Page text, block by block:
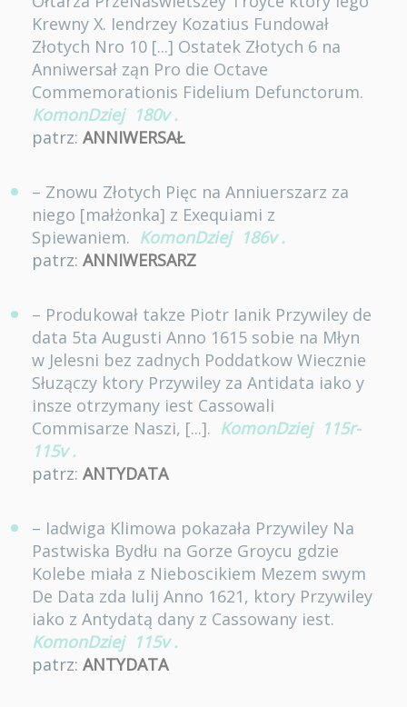
Krewny X. Iendrzey Kozatius Fundował
Złotych Nro 10 [...] Ostatek Złotych 6 na
Anniwersał ząn Pro die Octave
Commemorationis Fidelium Defunctorum.
KomonDziej 180v .
patrz: ANNIWERSAŁ
– Znowu Złotych Pięc na Anniuerszarz za
niego [małżonka] z Exequiami z
Spiewaniem. KomonDziej 186v .
patrz: ANNIWERSARZ
– Produkował takze Piotr Ianik Przywiley de
data 5ta Augusti Anno 1615 sobie na Młyn
w Jelesni bez zadnych Poddatkow Wiecznie
Słuzączy ktory Przywiley za Antidata iako y
insze otrzymany iest Cassowali
Commisarze Naszi, [...]. KomonDziej 115r-
115v .
patrz: ANTYDATA
– Iadwiga Klimowa pokazała Przywiley Na
Pastwiska Bydłu na Gorze Groycu gdzie
Kolebe miała z Nieboscikiem Mezem swym
De Data zda Iulij Anno 1621, ktory Przywiley
iako z Antydatą dany z Cassowany iest.
KomonDziej 115v .
patrz: ANTYDATA